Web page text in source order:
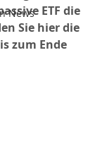
News ETF die
Sie hier die
zum Ende